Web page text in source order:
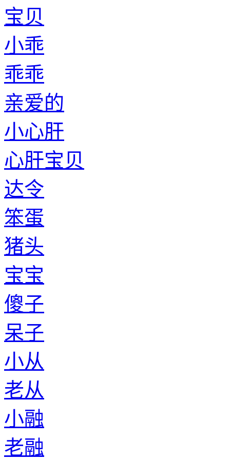
宝贝
小乖
乖乖
亲爱的
小心肝
心肝宝贝
达令
笨蛋
猪头
宝宝
傻子
呆子
小从
老从
小融
老融